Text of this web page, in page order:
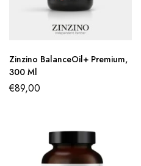
Zinzino BalanceOil+ Premium,
300 Ml
€89,00